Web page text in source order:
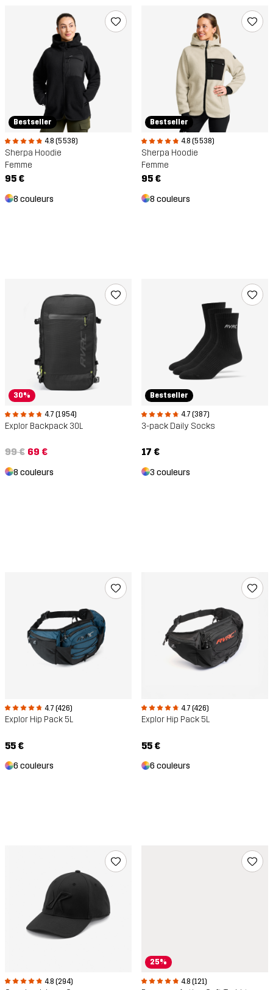
Bestseller
4.8 (5 538)
Sherpa Hoodie
Femme
95 €
8 couleurs
Bestseller
4.8 (5 538)
Sherpa Hoodie
Femme
95 €
8 couleurs
30%
4.7 (1 954)
Explor Backpack 30L
99 € 69 €
8 couleurs
Bestseller
4.7 (387)
3-pack Daily Socks
17 €
3 couleurs
4.7 (426)
Explor Hip Pack 5L
55 €
6 couleurs
4.7 (426)
Explor Hip Pack 5L
55 €
6 couleurs
4.8 (294)
25%
4.8 (121)